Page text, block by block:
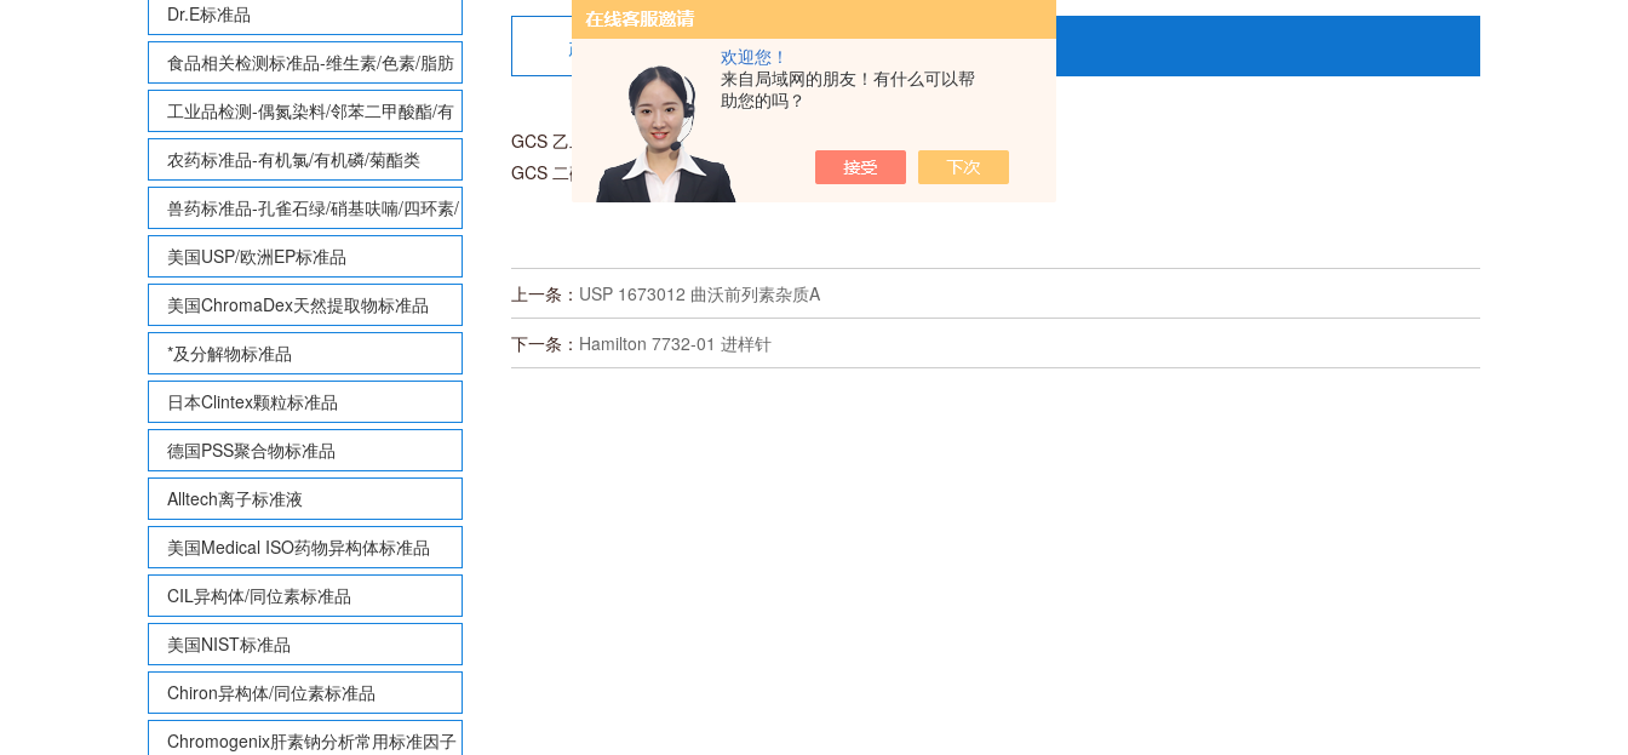
欢迎您！
来自局域网的朋友！有什么可以帮
助您的吗？
Dr.E标准品
食品相关检测标准品-维生素/色素/脂肪
酸甲酯等
工业品检测-偶氮染料/邻苯二甲酸酯/有
机锡/多溴联苯/多溴联苯醚/多氯联苯
农药标准品-有机氯/有机磷/菊酯类
兽药标准品-孔雀石绿/硝基呋喃/四环素/
磺胺等
美国USP/欧洲EP标准品
美国ChromaDex天然提取物标准品
*及分解物标准品
日本Clintex颗粒标准品
德国PSS聚合物标准品
Alltech离子标准液
美国Medical ISO药物异构体标准品
CIL异构体/同位素标准品
美国NIST标准品
Chiron异构体/同位素标准品
Chromogenix肝素钠分析常用标准因子
产品详情 在线留言
GCS 乙二醇 5ml
GCS 二硫化碳 5ml
上一条： USP 1673012 曲沃前列素杂质A
下一条： Hamilton 7732-01 进样针